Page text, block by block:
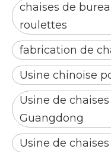
chaises de
roulettes
fabrication de
Usine chinoise
Usine de
Guangdong
Usine de